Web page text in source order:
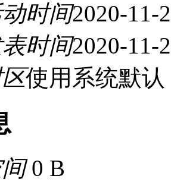
动时间2020-11-
表时间2020-11-
使用系统默认
0 B